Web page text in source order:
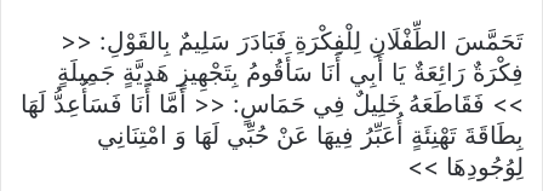
تَحَمَّسَ الطِّفْلَانِ لِلْفِكْرَةِ فَبَادَرَ سَلِيمٌ بِالقَوْلِ: <<
فِكْرَةٌ رَائِعَةٌ يَا أَبِي أَنَا سَأَقُومُ بِتَجْهِيزِ هَدِيَّةٍ جَمِيلَةٍ
>> فَقَاطَعَهُ خَلِيلٌ فِي حَمَاسٍ: << أَمَّا أَنَا فَسَأُعِدُّ لَهَا
بِطَاقَةَ تَهْنِئَةٍ أُعَبِّرُ فِيهَا عَنْ حُبِّي لَهَا وَ امْتِنَانِي
لِوُجُودِهَا >>